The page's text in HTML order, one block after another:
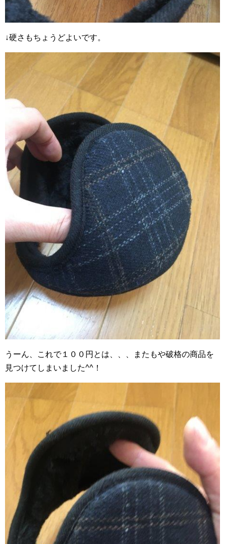
↓硬さもちょうどよいです。
うーん、これで１００円とは、、、またもや破格の商品を
見つけてしまいました^^！